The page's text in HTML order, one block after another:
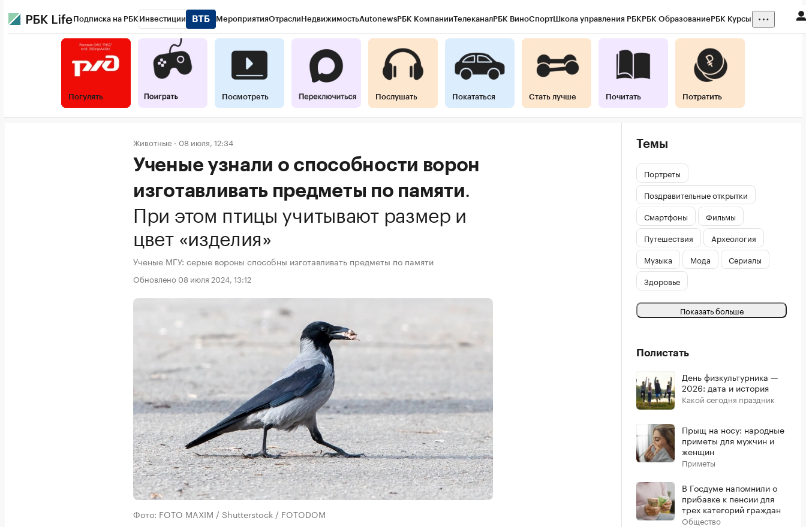
Подписка на РБК Инвестиции МероприятияОтраслиНедвижимостьAutonewsРБК КомпанииТелеканалРБК ВиноСпортШкола управления РБКРБК ОбразованиеРБК Курсы
Погулять Посмотреть Послушать Покататься Стать лучше Почитать Потратить
Животные 08 июля, 12:34
Ученые узнали о способности ворон
изготавливать предметы по памяти.
При этом птицы учитывают размер и
цвет «изделия»
Ученые МГУ: серые вороны способны изготавливать предметы по памяти
Обновлено 08 июля 2024, 13:12
Фото: FOTO MAXIM / Shutterstock / FOTODOM
Темы
Портреты
Поздравительные открытки
Смартфоны
Фильмы
Путешествия
Археология
Музыка
Мода
Сериалы
Здоровье
Показать больше
Полистать
День физкультурника —
2026: дата и история
Какой сегодня праздник
Прыщ на носу: народные
приметы для мужчин и
женщин
Приметы
В Госдуме напомнили о
прибавке к пенсии для
трех категорий граждан
Общество